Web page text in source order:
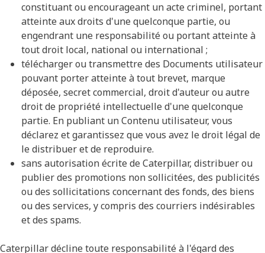
constituant ou encourageant un acte criminel, portant
atteinte aux droits d'une quelconque partie, ou
engendrant une responsabilité ou portant atteinte à
tout droit local, national ou international ;
télécharger ou transmettre des Documents utilisateur
pouvant porter atteinte à tout brevet, marque
déposée, secret commercial, droit d'auteur ou autre
droit de propriété intellectuelle d'une quelconque
partie. En publiant un Contenu utilisateur, vous
déclarez et garantissez que vous avez le droit légal de
le distribuer et de reproduire.
sans autorisation écrite de Caterpillar, distribuer ou
publier des promotions non sollicitées, des publicités
ou des sollicitations concernant des fonds, des biens
ou des services, y compris des courriers indésirables
et des spams.
Caterpillar décline toute responsabilité à l'égard des